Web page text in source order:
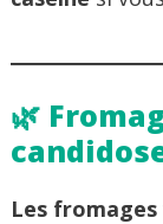
🌿
Les